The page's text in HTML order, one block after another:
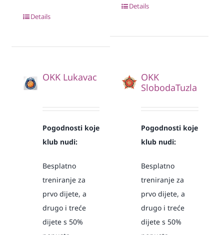
Details
Details
OKK Lukavac
Pogodnosti koje
klub nudi:
Besplatno
treniranje za
prvo dijete, a
drugo i treće
dijete s 50%
OKK
SlobodaTuzla
Pogodnosti koje
klub nudi:
Besplatno
treniranje za
prvo dijete, a
drugo i treće
dijete s 50%